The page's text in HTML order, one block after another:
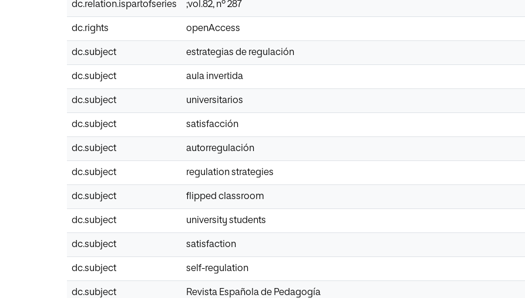
dc.relation.ispartofseries ;vol.82, nº 287
dc.rights openAccess
dc.subject estrategias de regulación
dc.subject aula invertida
dc.subject universitarios
dc.subject satisfacción
dc.subject autorregulación
dc.subject regulation strategies
dc.subject flipped classroom
dc.subject university students
dc.subject satisfaction
dc.subject self-regulation
dc.subject Revista Española de Pedagogía